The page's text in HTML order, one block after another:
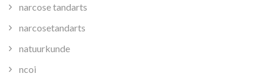
narcose tandarts
narcosetandarts
natuurkunde
ncoi